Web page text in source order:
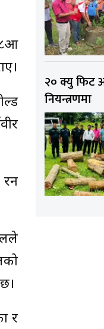
र
२० क्यु फिट
नियन्त्रणमा